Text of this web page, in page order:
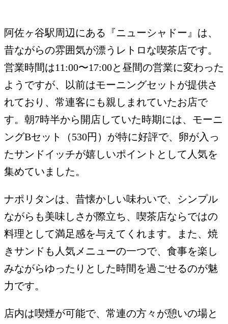
阿佐ヶ谷駅周辺にある『ニューシャドー』は、
昔ながらの雰囲気が漂うレトロな喫茶店です。
営業時間は11:00〜17:00と昼間の営業に変わった
ようですが、以前はモーニングセットが提供さ
れており、常連客にも親しまれていたお店で
す。朝7時半から開店していた時期には、モーニ
ングBセット（530円）が特に好評で、卵が入っ
たサンドイッチが嬉しいポイントとして人気を
集めていました。
ナポリタンは、昔懐かしい味わいで、シンプル
ながらも美味しさが際立ち、喫茶店ならではの
料理として満足感を与えてくれます。また、焼
きサンドも人気メニューの一つで、食事を楽し
みながらゆったりとした時間を過ごせるのが魅
力です。
店内は喫煙が可能で、常連の方々が憩いの場と